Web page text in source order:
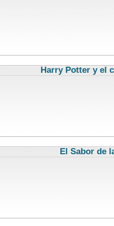
Harry Potter y el
El Sabor de